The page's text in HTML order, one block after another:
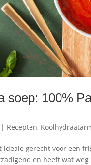
soep: 100%
| Recepten,
ideale gerecht voor een
en heeft wat